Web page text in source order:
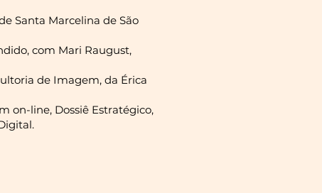
Santa Marcelina de São
com Mari Raugust,
de Imagem, da Érica
on-line, Dossiê Estratégico,